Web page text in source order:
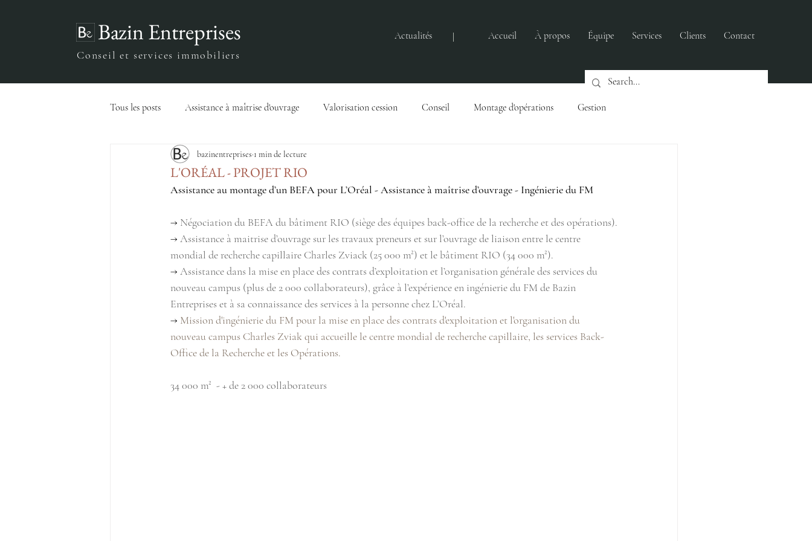
Bazin Entreprises
Conseil et services immobiliers
Accueil À propos Équipe Services Clients Contact
Actualités
Tous les posts Assistance à maîtrise d'ouvrage Valorisation cession Conseil Montage d'opérations Gestion
Ingénierie du FM Stratégie Gestion immobilière
L'ORÉAL - PROJET RIO
bazinentreprises 1 min de lecture
Assistance au montage d’un BEFA pour L’Oréal - Assistance à maîtrise d’ouvrage - Ingénierie du FM
→ Négociation du BEFA du bâtiment RIO (siège des équipes back-office de la recherche et des opérations).
→ Assistance à maitrise d’ouvrage sur les travaux preneurs et sur l’ouvrage de liaison entre le centre
mondial de recherche capillaire Charles Zviack (25 000 m²) et le bâtiment RIO (34 000 m²).
→ Assistance dans la mise en place des contrats d’exploitation et l’organisation générale des services du
nouveau campus (plus de 2 000 collaborateurs), grâce à l’expérience en ingénierie du FM de Bazin
Entreprises et à sa connaissance des services à la personne chez L’Oréal.
→ Mission d'ingénierie du FM pour la mise en place des contrats d'exploitation et l'organisation du
nouveau campus Charles Zviak qui accueille le centre mondial de recherche capillaire, les services Back-
Office de la Recherche et les Opérations.
34 000 m²  - + de 2 000 collaborateurs